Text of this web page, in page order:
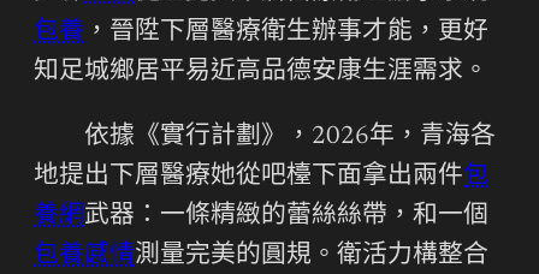
包養 ，晉陞下層醫療衛生辦事才能，更好
知足城鄉居平易近高品德安康生涯需求。
依據《實行計劃》，2026年，青海各
地提出下層醫療她從吧檯下面拿出兩件包
養網武器：一條精緻的蕾絲絲帶，和一個
包養感情測量完美的圓規。衛活力構整合